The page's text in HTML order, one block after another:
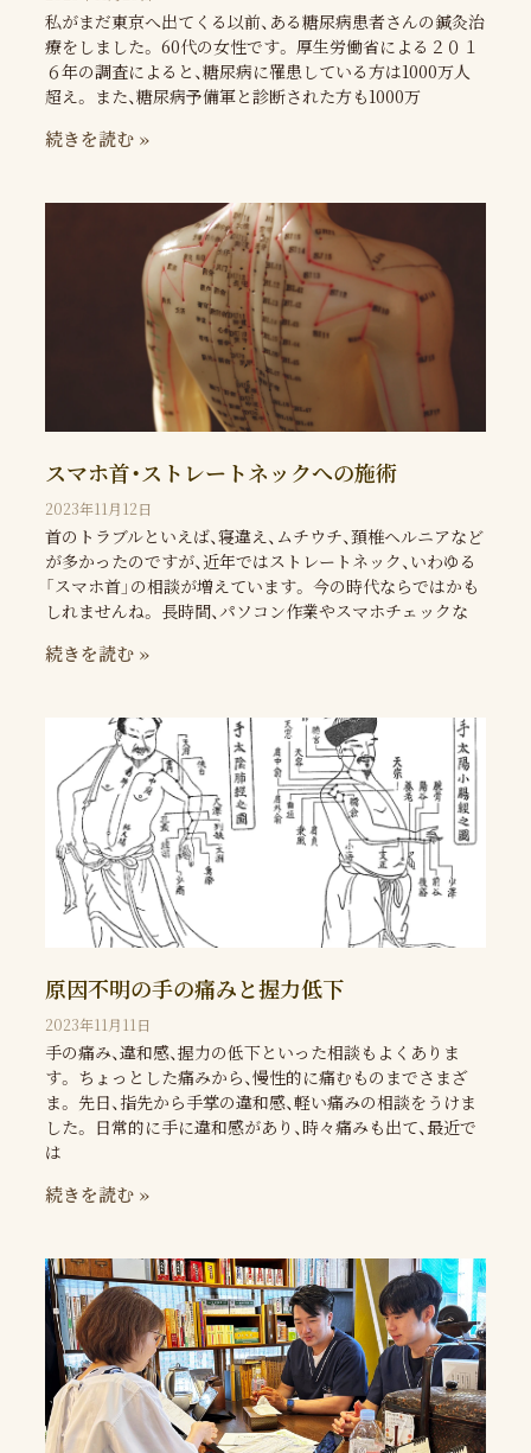
私がまだ東京へ出てくる以前、ある糖尿病患者さんの鍼灸治
療をしました。 60代の女性です。 厚生労働省による２０１
６年の調査によると、糖尿病に罹患している方は1000万人
超え。 また、糖尿病予備軍と診断された方も1000万
続きを読む »
スマホ首・ストレートネックへの施術
2023年11月12日
首のトラブルといえば、寝違え、ムチウチ、頚椎ヘルニアなど
が多かったのですが、近年ではストレートネック、いわゆる
「スマホ首」の相談が増えています。 今の時代ならではかも
しれませんね。 長時間、パソコン作業やスマホチェックな
続きを読む »
原因不明の手の痛みと握力低下
2023年11月11日
手の痛み、違和感、握力の低下といった相談もよくありま
す。 ちょっとした痛みから、慢性的に痛むものまでさまざ
ま。 先日、指先から手掌の違和感、軽い痛みの相談をうけま
した。 日常的に手に違和感があり、時々痛みも出て、最近で
は
続きを読む »